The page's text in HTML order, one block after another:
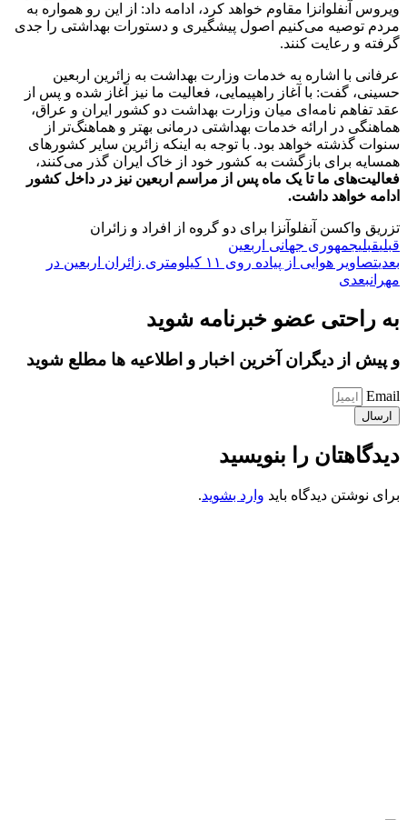
ویروس آنفلوانزا مقاوم خواهد کرد، ادامه داد: از این رو همواره به
مردم توصیه می‌کنیم اصول پیشگیری و دستورات بهداشتی را جدی
گرفته و رعایت کنند.
عرفانی با اشاره به خدمات وزارت بهداشت به زائرین اربعین
حسینی، گفت: با آغاز راهپیمایی، فعالیت ما نیز آغاز شده و پس از
عقد تفاهم نامه‌ای میان وزارت بهداشت دو کشور ایران و عراق،
هماهنگی در ارائه خدمات بهداشتی درمانی بهتر و هماهنگ‌تر از
سنوات گذشته خواهد بود. با توجه به اینکه زائرین سایر کشورهای
همسایه برای بازگشت به کشور خود از خاک ایران گذر می‌کنند،
فعالیت‌های ما تا یک ماه پس از مراسم اربعین نیز در داخل کشور
ادامه خواهد داشت‌.
تزریق واکسن آنفلوآنزا برای دو گروه از افراد و زائران
قبلیقبلیجمهوری جهانی اربعین
بعدی
تصاویر هوایی از پیاده روی ۱۱ کیلومتری زائران اربعین در
مهرانبعدی
به راحتی عضو خبرنامه شوید
و پیش از دیگران آخرین اخبار و اطلاعیه ها مطلع شوید
Email
ارسال
دیدگاهتان را بنویسید
برای نوشتن دیدگاه باید وارد بشوید.